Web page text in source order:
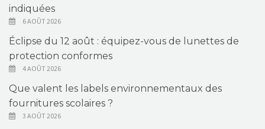
indiquées
6 AOÛT 2026
Éclipse du 12 août : équipez-vous de lunettes de
protection conformes
4 AOÛT 2026
Que valent les labels environnementaux des
fournitures scolaires ?
3 AOÛT 2026